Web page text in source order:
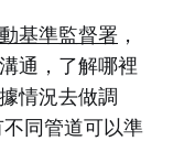
基準監督署 ，
通，了解哪裡
情況去做調
同管道可以準